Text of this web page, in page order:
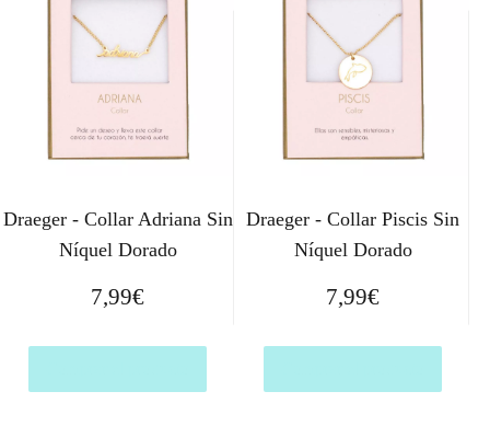
Draeger - Collar Adriana Sin
Níquel Dorado
7,99€
Draeger - Collar Piscis Sin
Níquel Dorado
7,99€